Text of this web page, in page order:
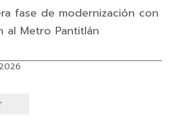
fase de modernización con
al Metro Pantitlán